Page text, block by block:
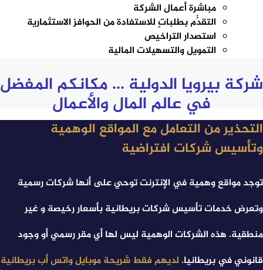
مباشرة أعمال الشركة
التقدُّم بطلباتٍ للاستفادة من الحوافز الاستثمارية
استصدار التراخيص
التمويل والتسهيلات المالية
شركة بيرويا الدولية ... مكانكم المفضل
في عالم المال والأعمال
التحذير من التعامل مع المواقع الوهمية
وتأسيس شركات افتراضية
توجد مواقع وهمیة ﻓﻲ الإنترنت توحي ﻋﻠﯽ أنها شرکات رسمیة
وتعرض خدمات تأسیس شرکات بریطانیة بأسعار رخیصة و غیر
منطقیة. هذه الشرکات الوهمیة لیس لها أي مقر رسمي أو وجود
قانوني ﻓﻲ بریطانیا. لدیهم فقط شریحة موبایل واتس أب بریطانیة